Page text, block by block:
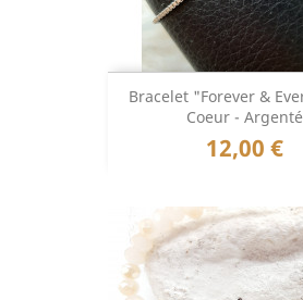
Bracelet "Forever &
Coeur - Argenté
Prix
12,00 €